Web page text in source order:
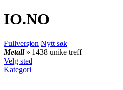
IO.NO
Fullversjon Nytt søk
Metall » 1438 unike treff
Velg sted
Kategori